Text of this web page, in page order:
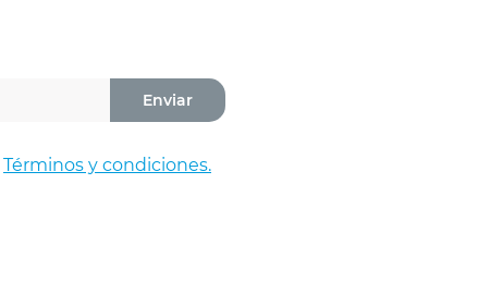
Enviar
Términos y condiciones.